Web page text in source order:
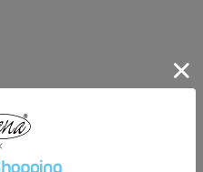
ン カット ワークパンツ 別注色